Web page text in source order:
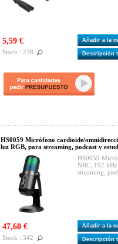
5,59 €
Stock : 238
Añadir a la
Descripción
HS0059 Micrófono cardioide/
luz RGB, para streaming, podcast y
HS0059
NRC, 192
streaming,
47,60 €
Stock : 342
Añadir a la
Descripción